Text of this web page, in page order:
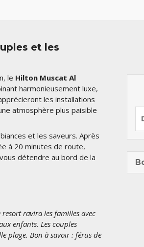
et les
le Hilton Muscat Al
harmonieusement luxe,
les installations
atmosphère plus paisible
et les saveurs. Après
à 20 minutes de route,
détendre au bord de la
ravira les familles avec
enfants. Les couples
plage. Bon à savoir : férus de